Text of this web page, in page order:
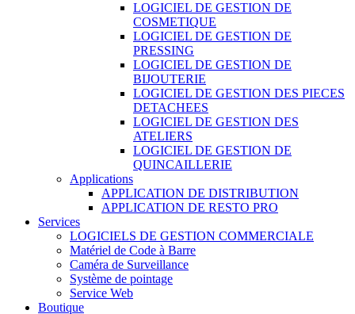
LOGICIEL DE GESTION DE
COSMETIQUE
LOGICIEL DE GESTION DE
PRESSING
LOGICIEL DE GESTION DE
BIJOUTERIE
LOGICIEL DE GESTION DES PIECES
DETACHEES
LOGICIEL DE GESTION DES
ATELIERS
LOGICIEL DE GESTION DE
QUINCAILLERIE
Applications
APPLICATION DE DISTRIBUTION
APPLICATION DE RESTO PRO
Services
LOGICIELS DE GESTION COMMERCIALE
Matériel de Code à Barre
Caméra de Surveillance
Système de pointage
Service Web
Boutique